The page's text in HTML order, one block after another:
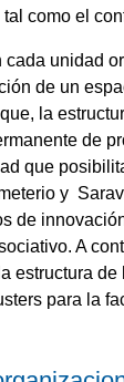
como el
cada unidad
de un
la
de
que
y
de
A
estructura
para la